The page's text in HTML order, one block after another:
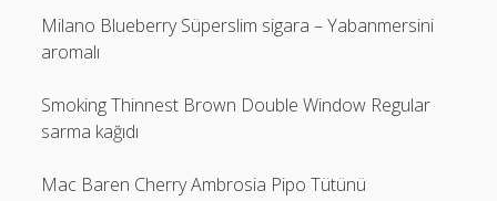
Milano Blueberry Süperslim sigara – Yabanmersini
aromalı
Smoking Thinnest Brown Double Window Regular
sarma kağıdı
Mac Baren Cherry Ambrosia Pipo Tütünü